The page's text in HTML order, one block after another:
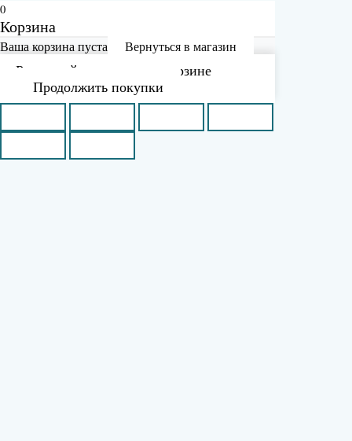
0
Корзина
Ваша корзина пуста Вернуться в магазин
Рассчитайте доставку в корзине
Продолжить покупки